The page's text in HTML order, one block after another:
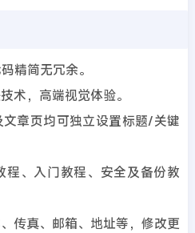
精简无冗余。
术，高端视觉体验。
章页均可独立设置标题/关键
、入门教程、安全及备份教
传真、邮箱、地址等，修改更